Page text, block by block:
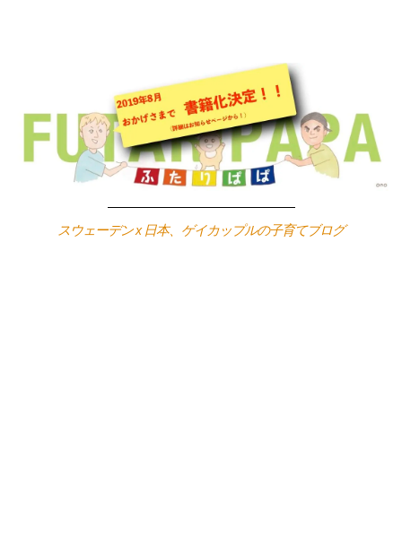
スウェーデン x 日本、ゲイカップルの子育てブログ